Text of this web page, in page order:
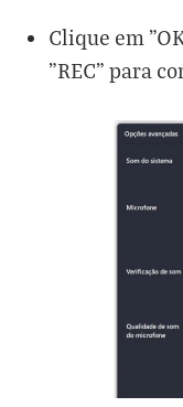
Clique em
"REC" para